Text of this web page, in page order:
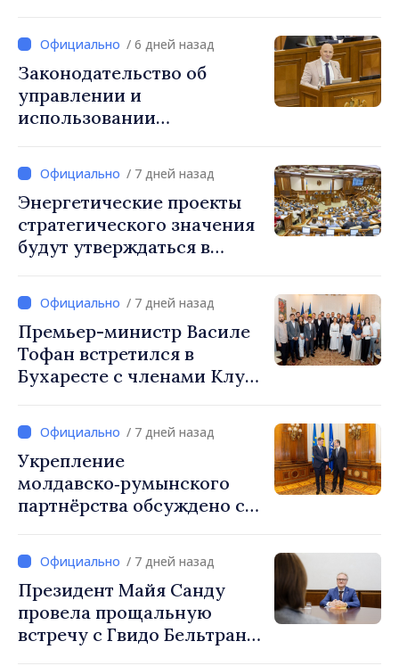
соответствие с нормами ЕС
/ 6 дней назад
Законодательство об
управлении и
использовании
приведено в соответствие
со стандартами ЕС
/ 7 дней назад
Энергетические проекты
стратегического значения
будут утверждаться в
/ 7 дней назад
Премьер-министр Василе
Тофан встретился в
Бухаресте с членами Клуба
предпринимателей
/ 7 дней назад
Укрепление
молдавско‑румынского
партнёрства обсуждено с
Румынии
/ 7 дней назад
Президент Майя Санду
провела прощальную
встречу с Гвидо Бельтрани,